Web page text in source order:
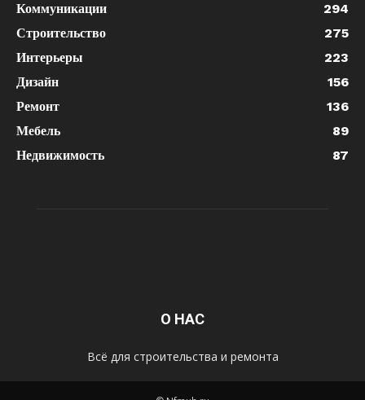
Коммуникации
294
Строительство
275
Интерьеры
223
Дизайн
156
Ремонт
136
Мебель
89
Недвижимость
87
О НАС
Всё для строительства и ремонта